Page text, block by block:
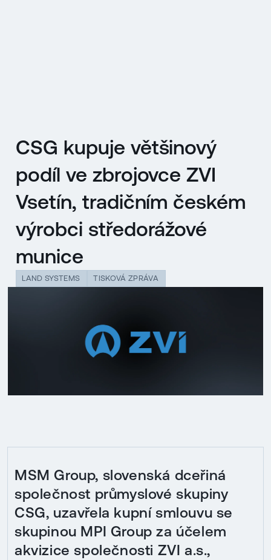
CSG kupuje většinový
podíl ve zbrojovce ZVI
Vsetín, tradičním českém
výrobci středorážové
munice
LAND SYSTEMS TISKOVÁ ZPRÁVA
MSM Group, slovenská dceřiná
společnost průmyslové skupiny
CSG, uzavřela kupní smlouvu se
skupinou MPI Group za účelem
akvizice společnosti ZVI a.s.,